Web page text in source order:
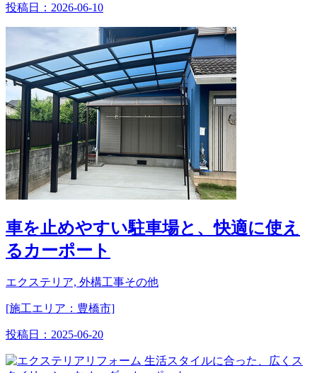
投稿日： 2026-06-10
車を止めやすい駐車場と、快適に使え
るカーポート
エクステリア, 外構工事その他
[施工エリア：豊橋市]
投稿日： 2025-06-20